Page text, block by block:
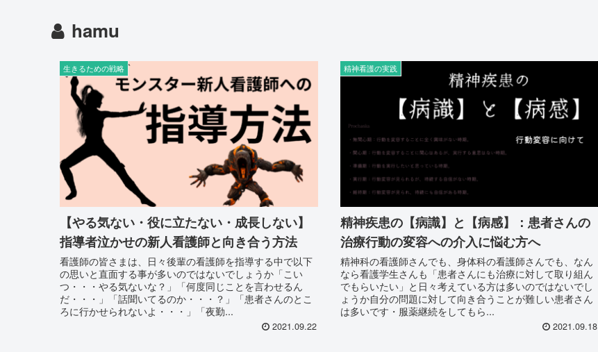
hamu
生きるための戦略
【やる気ない・役に立たない・成長しない】
指導者泣かせの新人看護師と向き合う方法
看護師の皆さまは、日々後輩の看護師を指導する中で以下
の思いと直面する事が多いのではないでしょうか「こい
つ・・・やる気ないな？」「何度同じことを言わせるん
だ・・・」「話聞いてるのか・・・？」「患者さんのとこ
ろに行かせられないよ・・・」「夜勤...
2021.09.22
精神看護の実践
精神疾患の【病識】と【病感】：患者さんの
治療行動の変容への介入に悩む方へ
精神科の看護師さんでも、身体科の看護師さんでも、なん
なら看護学生さんも「患者さんにも治療に対して取り組ん
でもらいたい」と日々考えている方は多いのではないでし
ょうか自分の問題に対して向き合うことが難しい患者さん
は多いです・服薬継続をしてもら...
2021.09.18